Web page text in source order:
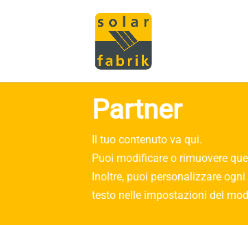
Partner
Il tuo contenuto va qui.
Puoi modificare o rimuovere
Inoltre, puoi personalizzare
testo nelle impostazioni del